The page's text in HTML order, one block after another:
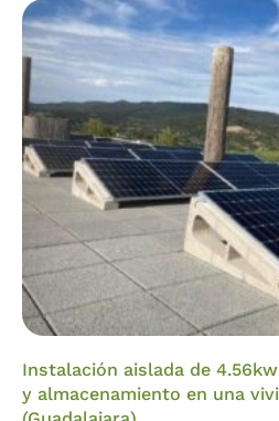
Instalación aislada de
y almacenamiento en una